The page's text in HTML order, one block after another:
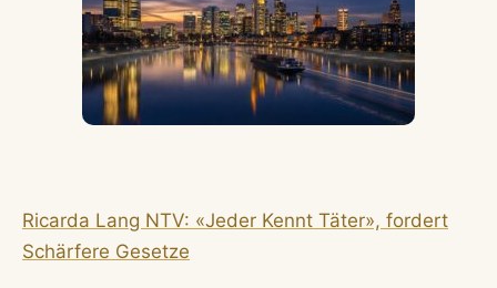
Ricarda Lang NTV: «Jeder Kennt Täter», fordert
Schärfere Gesetze